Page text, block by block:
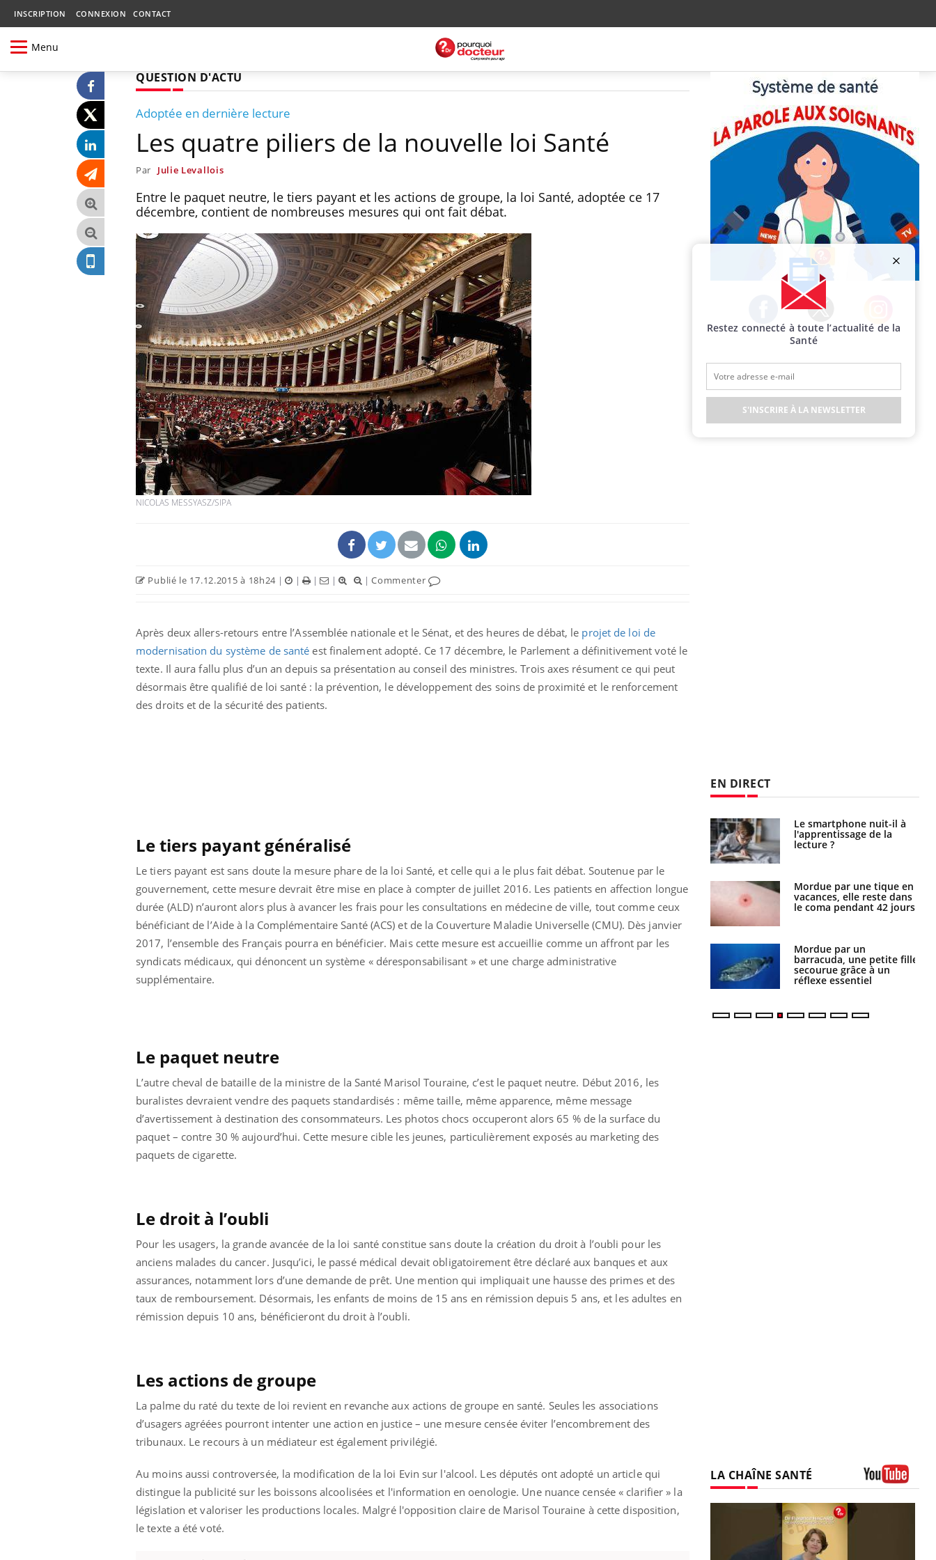
INSCRIPTION CONNEXION CONTACT
Menu
QUESTION D'ACTU
Adoptée en dernière lecture
Les quatre piliers de la nouvelle loi Santé
Par Julie Levallois
Entre le paquet neutre, le tiers payant et les actions de groupe, la loi Santé, adoptée ce 17
décembre, contient de nombreuses mesures qui ont fait débat.
NICOLAS MESSYASZ/SIPA
Publié le 17.12.2015 à 18h24 | | | | |Commenter
Après deux allers-retours entre l’Assemblée nationale et le Sénat, et des heures de débat, le projet de loi de
modernisation du système de santé est finalement adopté. Ce 17 décembre, le Parlement a définitivement voté le
texte. Il aura fallu plus d’un an depuis sa présentation au conseil des ministres. Trois axes résument ce qui peut
désormais être qualifié de loi santé : la prévention, le développement des soins de proximité et le renforcement
des droits et de la sécurité des patients.
Le tiers payant généralisé
Le tiers payant est sans doute la mesure phare de la loi Santé, et celle qui a le plus fait débat. Soutenue par le
gouvernement, cette mesure devrait être mise en place à compter de juillet 2016. Les patients en affection longue
durée (ALD) n’auront alors plus à avancer les frais pour les consultations en médecine de ville, tout comme ceux
bénéficiant de l’Aide à la Complémentaire Santé (ACS) et de la Couverture Maladie Universelle (CMU). Dès janvier
2017, l’ensemble des Français pourra en bénéficier. Mais cette mesure est accueillie comme un affront par les
syndicats médicaux, qui dénoncent un système « déresponsabilisant » et une charge administrative
supplémentaire.
Le paquet neutre
L’autre cheval de bataille de la ministre de la Santé Marisol Touraine, c’est le paquet neutre. Début 2016, les
buralistes devraient vendre des paquets standardisés : même taille, même apparence, même message
d’avertissement à destination des consommateurs. Les photos chocs occuperont alors 65 % de la surface du
paquet – contre 30 % aujourd’hui. Cette mesure cible les jeunes, particulièrement exposés au marketing des
paquets de cigarette.
Le droit à l’oubli
Pour les usagers, la grande avancée de la loi santé constitue sans doute la création du droit à l’oubli pour les
anciens malades du cancer. Jusqu’ici, le passé médical devait obligatoirement être déclaré aux banques et aux
assurances, notamment lors d’une demande de prêt. Une mention qui impliquait une hausse des primes et des
taux de remboursement. Désormais, les enfants de moins de 15 ans en rémission depuis 5 ans, et les adultes en
rémission depuis 10 ans, bénéficieront du droit à l’oubli.
Les actions de groupe
La palme du raté du texte de loi revient en revanche aux actions de groupe en santé. Seules les associations
d’usagers agréées pourront intenter une action en justice – une mesure censée éviter l’encombrement des
tribunaux. Le recours à un médiateur est également privilégié.
Au moins aussi controversée, la modification de la loi Evin sur l'alcool. Les députés ont adopté un article qui
distingue la publicité sur les boissons alcoolisées et l'information en oenologie. Une nuance censée « clarifier » la
législation et valoriser les productions locales. Malgré l'opposition claire de Marisol Touraine à cette disposition,
le texte a été voté.
Facebook Twitter Instagram
EN DIRECT
elle enfin ?
Pourquoi votre ventre
gâche-t-il les premiers
jours de vos vacances ?
Fortes chaleurs :
pourquoi le risque de
noyade grimpe-t-il ?
Pourquoi manger moins
de protéines pourrait
finalement être bénéfique
Grossesse et chaleur : ce
que dit la science
Mordue par une tique en
vacances, elle reste dans
le coma pendant 42 jours
Mordue par un
barracuda, une petite fille
secourue grâce à un
Légionellose en Suisse :
quelle est l’origine de la
contamination ?
Allergies alimentaires :
une nouvelle arme contre
les réactions sévères
Comment gérer le
sommeil des enfants en
vacances ?
LA CHAÎNE SANTÉ
Restez connecté à toute l’actualité de la
Santé
S'INSCRIRE À LA NEWSLETTER